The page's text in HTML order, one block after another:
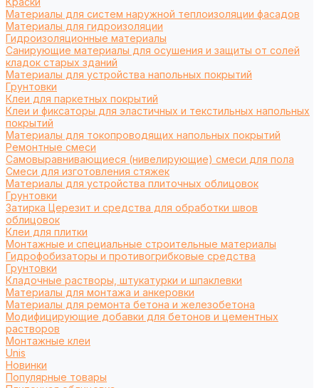
Материалы для систем наружной теплоизоляции фасадов
Материалы для гидроизоляции
Гидроизоляционные материалы
Санирующие материалы для осушения и защиты от солей
кладок старых зданий
Материалы для устройства напольных покрытий
Грунтовки
Клеи для паркетных покрытий
Клеи и фиксаторы для эластичных и текстильных напольных
покрытий
Материалы для токопроводящих напольных покрытий
Ремонтные смеси
Самовыравнивающиеся (нивелирующие) смеси для пола
Смеси для изготовления стяжек
Материалы для устройства плиточных облицовок
Грунтовки
Затирка Церезит и средства для обработки швов
облицовок
Клеи для плитки
Монтажные и специальные строительные материалы
Гидрофобизаторы и противогрибковые средства
Грунтовки
Кладочные растворы, штукатурки и шпаклевки
Материалы для монтажа и анкеровки
Материалы для ремонта бетона и железобетона
Модифицирующие добавки для бетонов и цементных
растворов
Монтажные клеи
Unis
Новинки
Популярные товары